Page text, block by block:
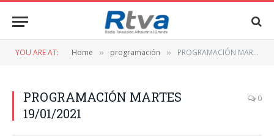
YOU ARE AT: Home » programación » PROGRAMACIÓN MARTES 19/01/2021
PROGRAMACIÓN MARTES
19/01/2021
0